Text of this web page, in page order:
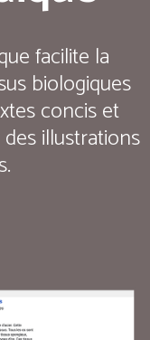
facilite la
biologiques
concis et
illustrations